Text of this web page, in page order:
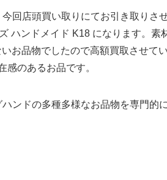
回店頭買い取りにてお引き取りさ
ハンドメイド K18 になります。素
お品物でしたので高額買取させて
のあるお品です。
ンドの多種多様なお品物を専門的